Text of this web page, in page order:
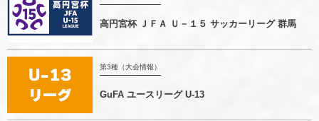
高円宮杯 ＪＦＡ Ｕ－１５ サッカーリーグ 群馬
第3種（大会情報）
GuFA ユースリーグ U-13